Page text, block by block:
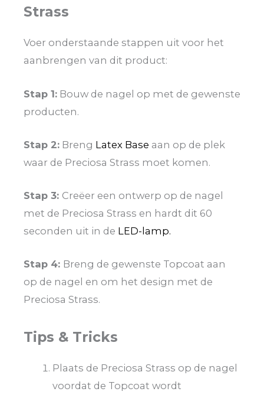
Strass
Voer onderstaande stappen uit voor het
aanbrengen van dit product:
Stap 1: Bouw de nagel op met de gewenste
producten.
Stap 2: Breng Latex Base aan op de plek
waar de Preciosa Strass moet komen.
Stap 3: Creëer een ontwerp op de nagel
met de Preciosa Strass en hardt dit 60
seconden uit in de LED-lamp.
Stap 4: Breng de gewenste Topcoat aan
op de nagel en om het design met de
Preciosa Strass.
Tips & Tricks
Plaats de Preciosa Strass op de nagel
voordat de Topcoat wordt